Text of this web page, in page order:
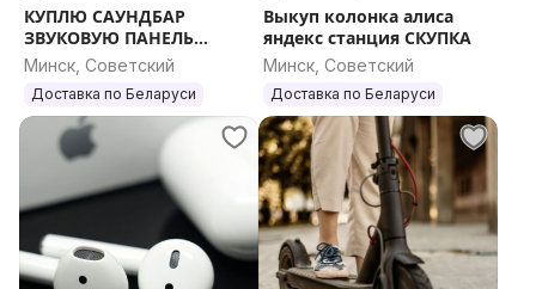
КУПЛЮ САУНДБАР
ЗВУКОВУЮ ПАНЕЛЬ
ВЫКУП СРОЧНО
Минск, Советский
Доставка по Беларуси
Выкуп колонка алиса
яндекс станция СКУПКА
Минск, Советский
Доставка по Беларуси